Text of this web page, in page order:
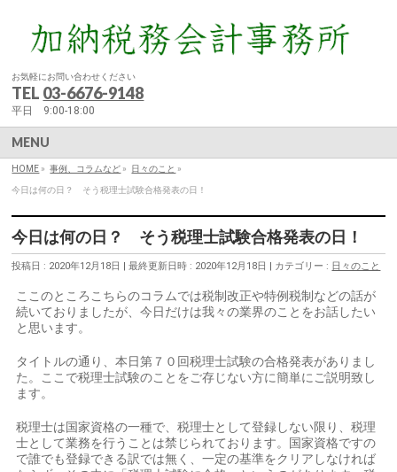
お気軽にお問い合わせください
TEL 03-6676-9148
平日 9:00-18:00
MENU
HOME » 事例、コラムなど » 日々のこと »
今日は何の日？ そう税理士試験合格発表の日！
今日は何の日？ そう税理士試験合格発表の日！
投稿日 : 2020年12月18日 最終更新日時 : 2020年12月18日 カテゴリー : 日々のこと
ここのところこちらのコラムでは税制改正や特例税制などの話が
続いておりましたが、今日だけは我々の業界のことをお話したい
と思います。
タイトルの通り、本日第７０回税理士試験の合格発表がありまし
た。ここで税理士試験のことをご存じない方に簡単にご説明致し
ます。
税理士は国家資格の一種で、税理士として登録しない限り、税理
士として業務を行うことは禁じられております。国家資格ですの
で誰でも登録できる訳では無く、一定の基準をクリアしなければ